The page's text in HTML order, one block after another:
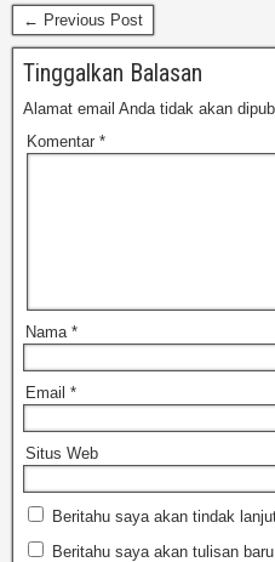
← Previous Post
Tinggalkan Balasan
Alamat email Anda tidak akan
Komentar *
Nama *
Email *
Situs Web
Beritahu saya akan tindak
Beritahu saya akan tulisan